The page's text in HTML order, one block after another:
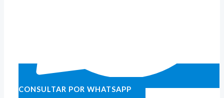
CONSULTAR POR WHATSAPP